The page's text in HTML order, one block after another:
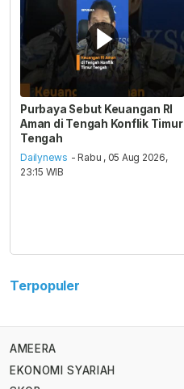
Purbaya Sebut Keuangan RI
Aman di Tengah Konflik Timur
Tengah
Dailynews - Rabu , 05 Aug 2026,
23:15 WIB
Terpopuler
AMEERA
EKONOMI SYARIAH